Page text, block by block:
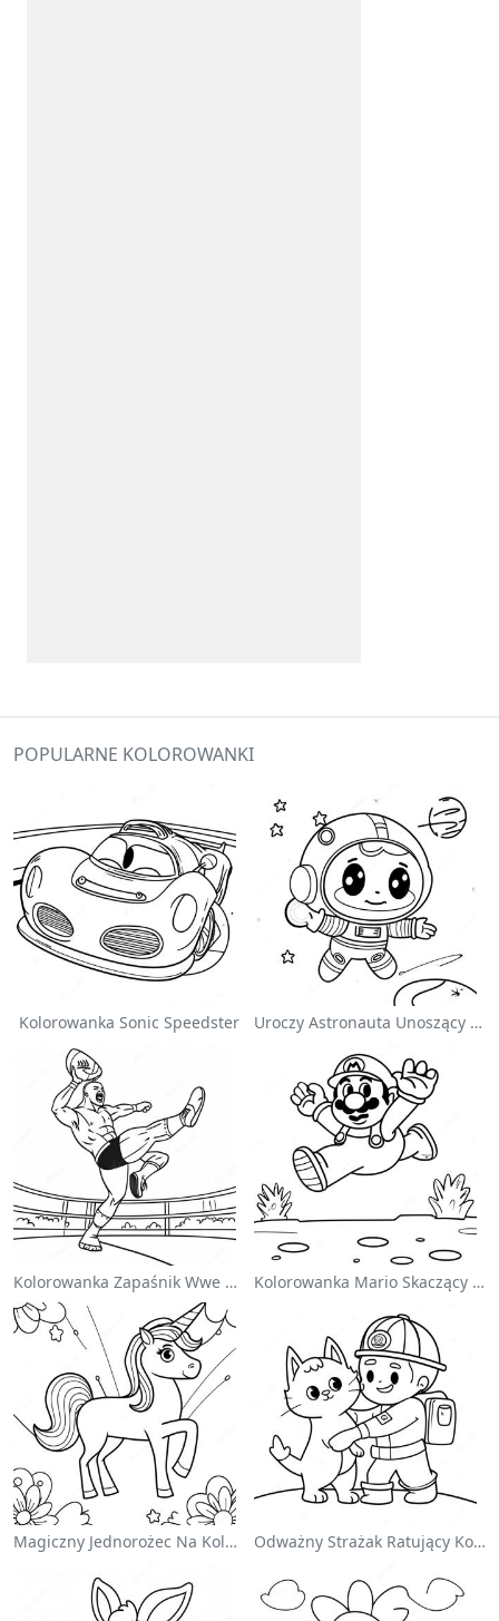
POPULARNE KOLOROWANKI
Kolorowanka Sonic Speedster Uroczy Astronauta Unoszący Się W Kosmosie - Kolorowanka
Kolorowanka Zapaśnik Wwe Skaczący Na Przeciwnika Kolorowanka Mario Skaczący Nad Goombami
Magiczny Jednorożec Na Kolorowance Z Tęczą Odważny Strażak Ratujący Kota - Kolorowanka